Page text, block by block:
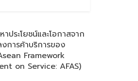
าประโยชน์และโอกาสจาก
การค้าบริการของ
Framework
on Service: AFAS)